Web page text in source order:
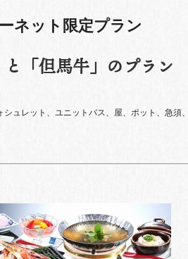
ネット限定プラン
と「但馬牛」のプラン
ュレット、ユニットバス、屋、ポット、急須